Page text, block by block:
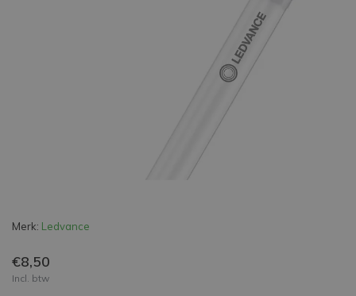
Merk: Ledvance
€8,50
Incl. btw